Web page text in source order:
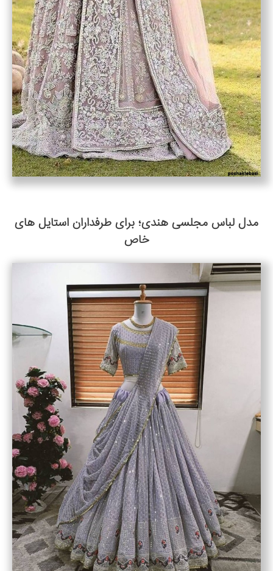
مدل لباس مجلسی هندی؛ برای طرفداران استایل های
خاص